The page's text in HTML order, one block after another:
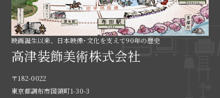
映画誕生以来、日本映像･文化を支えて90年の歴史
高津装飾美術株式会社
〒182-0022
東京都調布市国領町1-30-3